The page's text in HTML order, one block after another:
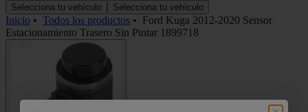
Selecciona tu vehículo Selecciona tu vehículo
Inicio • Todos los productos • Ford Kuga 2012-2020 Sensor
Estacionamiento Trasero Sin Pintar 1899718